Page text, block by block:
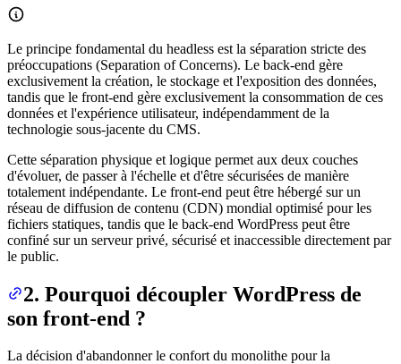
Le principe fondamental du headless est la séparation stricte des
préoccupations (Separation of Concerns). Le back-end gère
exclusivement la création, le stockage et l'exposition des données,
tandis que le front-end gère exclusivement la consommation de ces
données et l'expérience utilisateur, indépendamment de la
technologie sous-jacente du CMS.
Cette séparation physique et logique permet aux deux couches
d'évoluer, de passer à l'échelle et d'être sécurisées de manière
totalement indépendante. Le front-end peut être hébergé sur un
réseau de diffusion de contenu (CDN) mondial optimisé pour les
fichiers statiques, tandis que le back-end WordPress peut être
confiné sur un serveur privé, sécurisé et inaccessible directement par
le public.
2. Pourquoi découpler WordPress de
son front-end ?
La décision d'abandonner le confort du monolithe pour la